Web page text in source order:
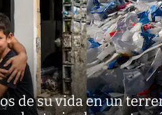
de su vida en un